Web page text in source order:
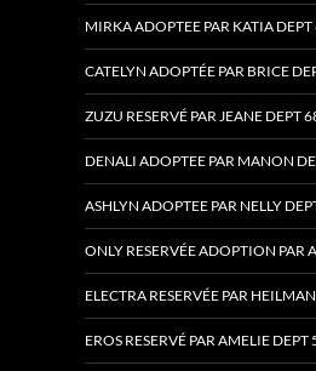
MIRKA ADOPTEE PAR KATIA DEPT
CATELYN ADOPTÉE PAR BRICE
ZUZU RESERVÉ PAR JEANE DEPT
DENALI ADOPTEE PAR MANON
ASHLYN ADOPTEE PAR NELLY
ONLY RESERVÉE ADOPTION PAR
ELECTRA RESERVÉE PAR
EROS RESERVÉ PAR AMELIE DEPT